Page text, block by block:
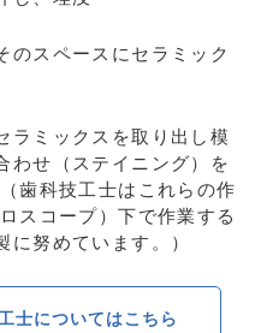
のスペースにセラミック
ラミックスを取り出し模
わせ（ステイニング）を
歯科技工士はこれらの作
スコープ）下で作業する
努めています。）
士についてはこちら